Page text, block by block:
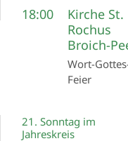
18:00
Kirche St.
Rochus
Broich-
Wort-
Feier
21. Sonntag im
Jahreskreis